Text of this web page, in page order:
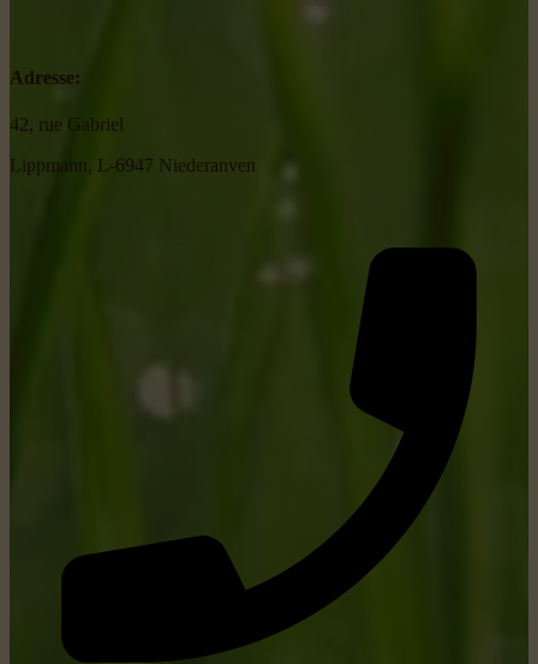
Adresse:
42, rue Gabriel
Lippmann, L-6947 Niederanven